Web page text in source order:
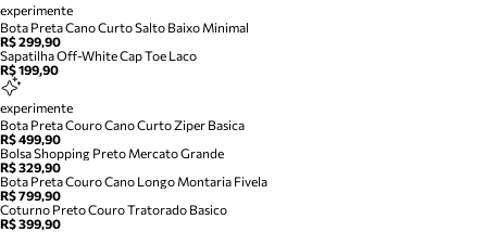
experimente
Bota Preta Cano Curto Salto Baixo Minimal
R$ 299,90
Sapatilha Off-White Cap Toe Laco
R$ 199,90
experimente
Bota Preta Couro Cano Curto Ziper Basica
R$ 499,90
Bolsa Shopping Preto Mercato Grande
R$ 329,90
Bota Preta Couro Cano Longo Montaria Fivela
R$ 799,90
Coturno Preto Couro Tratorado Basico
R$ 399,90